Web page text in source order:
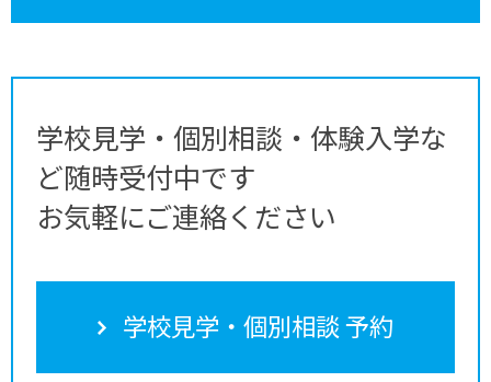
学校見学・個別相談・体験入学な
ど随時受付中です
お気軽にご連絡ください
学校見学・個別相談 予約